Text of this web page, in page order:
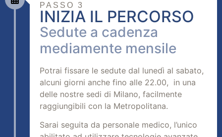
PASSO 3
INIZIA IL PERCORSO
Sedute a cadenza
mediamente mensile
Potrai fissare le sedute dal lunedì al sabato,
alcuni giorni anche fino alle 22.00, in una
delle nostre sedi di Milano, facilmente
raggiungibili con la Metropolitana.
Sarai seguita da personale medico, l’unico